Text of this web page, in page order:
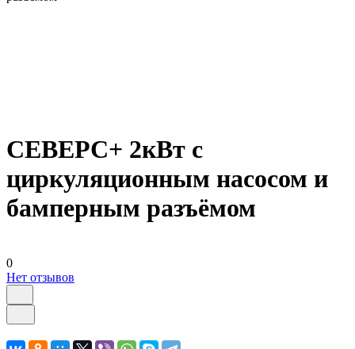
СЕВЕРС+ 2кВт с
циркуляционным насосом и
бамперным разъёмом
0
Нет отзывов